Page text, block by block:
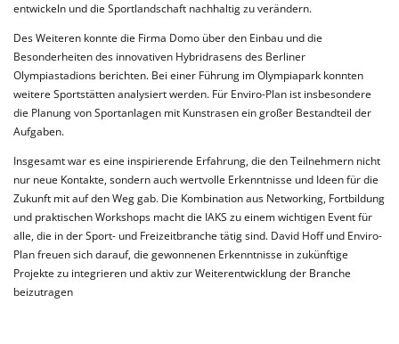
entwickeln und die Sportlandschaft nachhaltig zu verändern.
Des Weiteren konnte die Firma Domo über den Einbau und die
Besonderheiten des innovativen Hybridrasens des Berliner
Olympiastadions berichten. Bei einer Führung im Olympiapark konnten
weitere Sportstätten analysiert werden. Für Enviro-Plan ist insbesondere
die Planung von Sportanlagen mit Kunstrasen ein großer Bestandteil der
Aufgaben.
Insgesamt war es eine inspirierende Erfahrung, die den Teilnehmern nicht
nur neue Kontakte, sondern auch wertvolle Erkenntnisse und Ideen für die
Zukunft mit auf den Weg gab. Die Kombination aus Networking, Fortbildung
und praktischen Workshops macht die IAKS zu einem wichtigen Event für
alle, die in der Sport- und Freizeitbranche tätig sind. David Hoff und Enviro-
Plan freuen sich darauf, die gewonnenen Erkenntnisse in zukünftige
Projekte zu integrieren und aktiv zur Weiterentwicklung der Branche
beizutragen